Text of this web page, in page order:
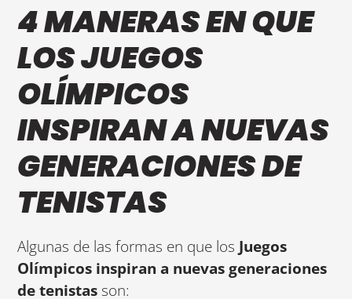
4 MANERAS EN QUE
LOS JUEGOS
OLÍMPICOS
INSPIRAN A NUEVAS
GENERACIONES DE
TENISTAS
Algunas de las formas en que los Juegos
Olímpicos inspiran a nuevas generaciones
de tenistas son: